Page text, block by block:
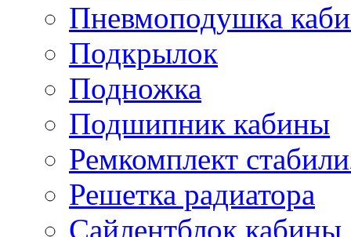
Пневмоподушка
Подкрылок
Подножка
Подшипник кабины
Ремкомплект
Решетка радиатора
Сайлентблок кабины